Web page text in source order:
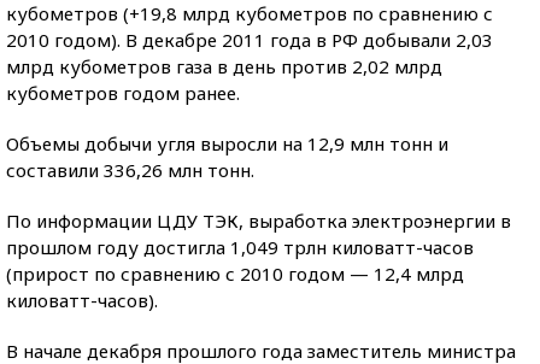
кубометров (+19,8 млрд кубометров по сравнению с
2010 годом). В декабре 2011 года в РФ добывали 2,03
млрд кубометров газа в день против 2,02 млрд
кубометров годом ранее.
Объемы добычи угля выросли на 12,9 млн тонн и
составили 336,26 млн тонн.
По информации ЦДУ ТЭК, выработка электроэнергии в
прошлом году достигла 1,049 трлн киловатт-часов
(прирост по сравнению с 2010 годом — 12,4 млрд
киловатт-часов).
В начале декабря прошлого года заместитель министра